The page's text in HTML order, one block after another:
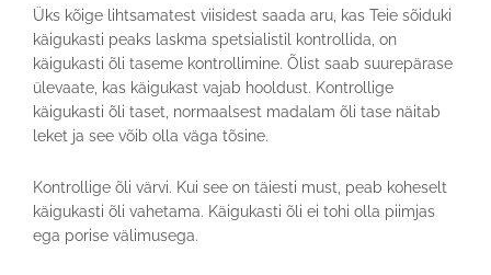
Üks kõige lihtsamatest viisidest saada aru, kas Teie sõiduki
käigukasti peaks laskma spetsialistil kontrollida, on
käigukasti õli taseme kontrollimine. Õlist saab suurepärase
ülevaate, kas käigukast vajab hooldust. Kontrollige
käigukasti õli taset, normaalsest madalam õli tase näitab
leket ja see võib olla väga tõsine.
Kontrollige õli värvi. Kui see on täiesti must, peab koheselt
käigukasti õli vahetama. Käigukasti õli ei tohi olla piimjas
ega porise välimusega.